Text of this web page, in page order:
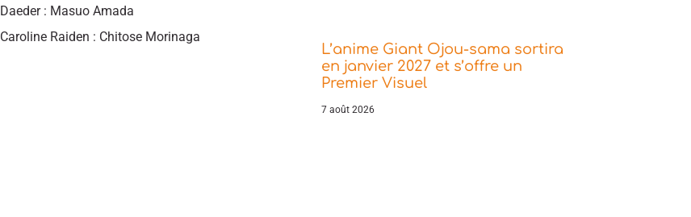
Daeder : Masuo Amada
Caroline Raiden : Chitose Morinaga
L’anime Giant Ojou-sama sortira
en janvier 2027 et s’offre un
Premier Visuel
7 août 2026